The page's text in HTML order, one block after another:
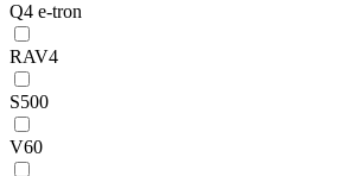
Q4 e-tron
RAV4
S500
V60